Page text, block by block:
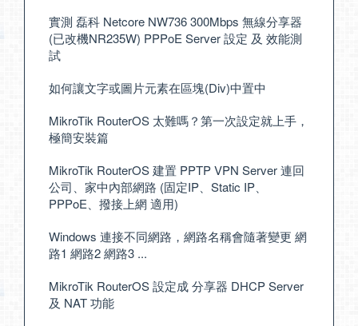
實測 磊科 Netcore NW736 300Mbps 無線分享器
(已改機NR235W) PPPoE Server 設定 及 效能測
試
如何讓文字或圖片元素在區塊(Div)中置中
MikroTik RouterOS 太難嗎？第一次設定就上手，
極簡安裝篇
MikroTik RouterOS 建置 PPTP VPN Server 連回
公司、家中內部網路 (固定IP、Static IP、
PPPoE、撥接上網 適用)
Windows 連接不同網路，網路名稱會隨著變更 網
路1 網路2 網路3 ...
MikroTik RouterOS 設定成 分享器 DHCP Server
及 NAT 功能